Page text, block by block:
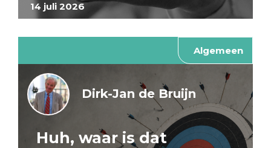
14 juli 2026
Algemeen
Dirk-Jan de Bruijn
Huh, waar is dat